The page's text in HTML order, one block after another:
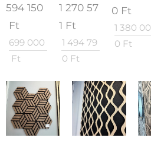
594 150
Ft
699 000
Ft
1 270 57
1 Ft
1 494 79
0 Ft
0 Ft
1 380 00
0 Ft